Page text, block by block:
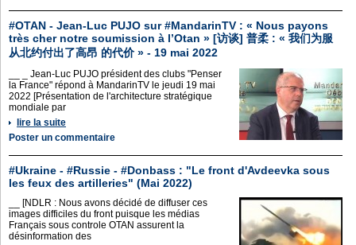
#OTAN - Jean-Luc PUJO sur #MandarinTV : « Nous payons
très cher notre soumission à l’Otan » [访谈] 普柔 : « 我们为服
从北约付出了高昂 的代价 » - 19 mai 2022
__ _ Jean-Luc PUJO président des clubs "Penser
la France" répond à MandarinTV le jeudi 19 mai
2022 [Présentation de l'architecture stratégique
mondiale par
lire la suite
Poster un commentaire
#Ukraine - #Russie - #Donbass : "Le front d'Avdeevka sous
les feux des artilleries" (Mai 2022)
__ [NDLR : Nous avons décidé de diffuser ces
images difficiles du front puisque les médias
Français sous controle OTAN assurent la
désinformation des